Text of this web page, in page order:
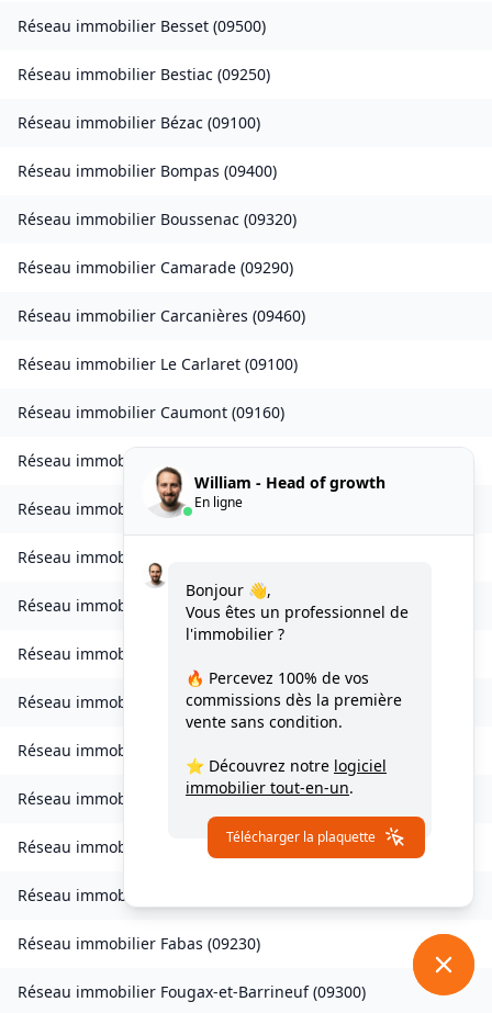
Réseau immobilier Besset (09500)
Réseau immobilier Bestiac (09250)
Réseau immobilier Bézac (09100)
Réseau immobilier Bompas (09400)
Réseau immobilier Boussenac (09320)
Réseau immobilier Camarade (09290)
Réseau immobilier Carcanières (09460)
Réseau immobilier Le Carlaret (09100)
Réseau immobilier Caumont (09160)
Réseau immobilier
Réseau immobilierCazenave-Serres-et-Allens
Réseau immobilier
Réseau immobilier Château-Verdun (09310)
Réseau immobilier
Réseau immobilier Coussa(09120)
Réseau immobilier
Réseau immobilier Esplas(09700)
Réseau immobilier Esplas-de-Sérou (09420)
Réseau immobilier
Réseau immobilier Fabas (09230)
Réseau immobilier Fougax-et-Barrineuf(09300)
William - Head of growth
En ligne
Bonjour 👋,
Vous êtes un professionnel de
l'immobilier ?
🔥 Percevez 100% de vos
commissions dès la première
vente sans condition.
⭐ Découvrez notre logiciel
immobilier tout-en-un.
Télécharger la plaquette